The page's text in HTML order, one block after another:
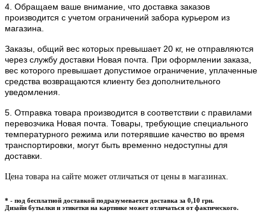
4. Обращаем ваше внимание, что доставка заказов
производится с учетом ограничений забора курьером из
магазина.
Заказы, общий вес которых превышает 20 кг, не отправляются
через службу доставки Новая почта. При оформлении заказа,
вес которого превышает допустимое ограничение, уплаченные
средства возвращаются клиенту без дополнительного
уведомления.
5. Отправка товара производится в соответствии с правилами
перевозчика Новая почта. Товары, требующие специального
температурного режима или потерявшие качество во время
транспортировки, могут быть временно недоступны для
доставки.
Цена товара на сайте может отличаться от цены в магазинах.
* - под бесплатной доставкой подразумевается доставка за 0,10 грн.
Дизайн бутылки и этикетки на картинке может отличаться от фактического.